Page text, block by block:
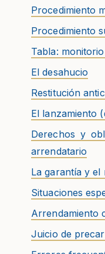
Procedimiento
Procedimiento
Tabla:
El desahucio
Restitución
El lanzamiento
Derechos y
arrendatario
La garantía y el
Situaciones
Arrendamiento
Juicio de